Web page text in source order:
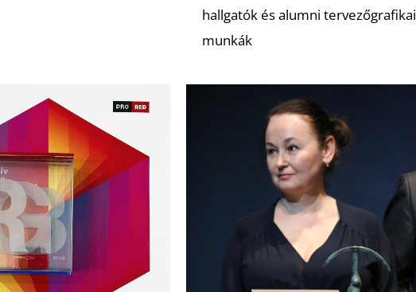
hallgatók és alumni tervezőgrafikai
munkák